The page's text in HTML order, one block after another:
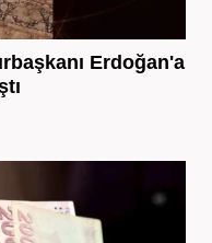
Erdoğan'a